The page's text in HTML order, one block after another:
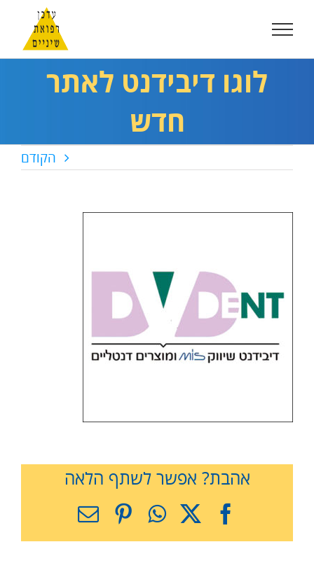
לתוכן
לוגו דיבידנט לאתר
חדש
הקודם
אהבת? אפשר לשתף הלאה
Facebook
X
WhatsApp
Pinterest
כתובת